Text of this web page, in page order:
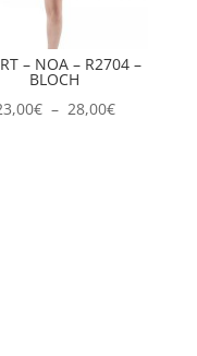
– NOA – R2704 –
BLOCH
€ – 28,00€Plage